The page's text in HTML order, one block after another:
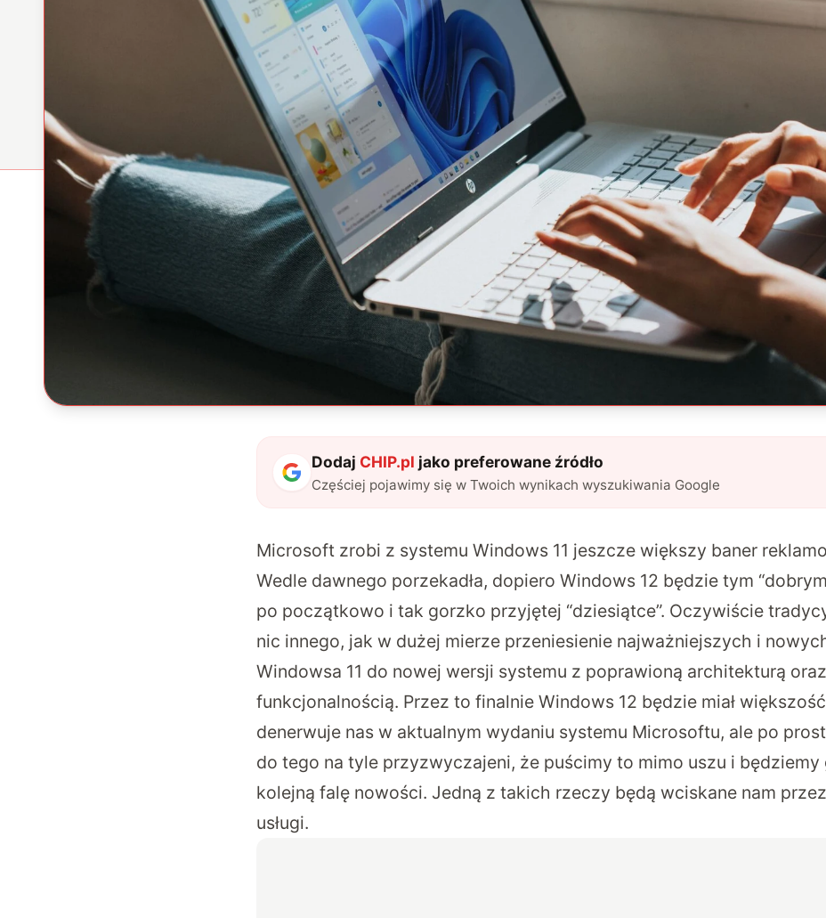
Dodaj CHIP.pl jako preferowane źródło
Częściej pojawimy się w Twoich wynikach wyszukiwania Google
Microsoft zrobi z systemu Windows 11 jeszcze większy baner
Wedle dawnego porzekadła, dopiero Windows 12 będzie tym
po początkowo i tak gorzko przyjętej “dziesiątce”. Oczywiście
nic innego, jak w dużej mierze przeniesienie najważniejszych i
Windowsa 11 do nowej wersji systemu z poprawioną architekturą
funkcjonalnością. Przez to finalnie Windows 12 będzie miał
denerwuje nas w aktualnym wydaniu systemu Microsoftu, ale po
do tego na tyle przyzwyczajeni, że puścimy to mimo uszu i będziemy
kolejną falę nowości. Jedną z takich rzeczy będą wciskane nam
usługi.